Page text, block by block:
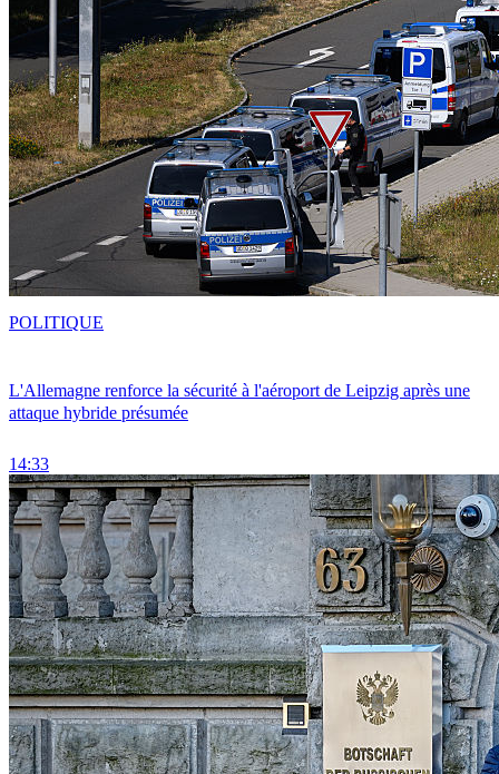
L'Allemagne renforce la sécurité à l'aéroport de Leipzig après une
attaque hybride présumée
14:33
POLITIQUE